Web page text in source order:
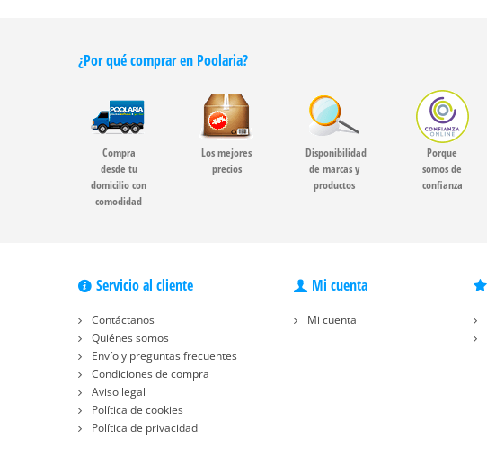
¿Por qué comprar en Poolaria?
Compra
desde tu
domicilio con
comodidad
Los mejores
precios
Disponibilidad
de marcas y
productos
Porque
somos de
confianza
Servicio al cliente
Contáctanos
Quiénes somos
Envío y preguntas frecuentes
Condiciones de compra
Aviso legal
Política de cookies
Política de privacidad
Mi cuenta
Mi cuenta